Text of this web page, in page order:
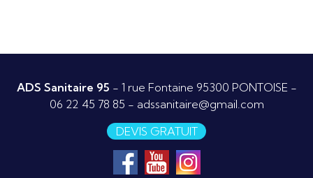
ADS Sanitaire 95 - 1 rue Fontaine 95300 PONTOISE -
06 22 45 78 85 - adssanitaire@gmail.com
DEVIS GRATUIT